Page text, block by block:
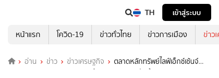
TH
เข้าสู่ระบบ
หน้าแรก
โควิด-19 ข่าวทั่วไทย ข่าวการเมือง ข่าว
อ่าน ข่าว ข่าวเศรษฐกิจ
ตลาดหลักทรัพย์ไลฟ์เอ็กซ์เช้นจ์
หนุนธุรกิจ New S Curve คาดเข้าระดมทุน 3 บริษัทปี 68